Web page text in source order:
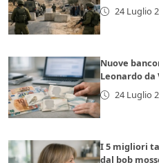
24 Luglio
Nuove
Leonardo
24 Luglio
I 5 migliori
dal bob